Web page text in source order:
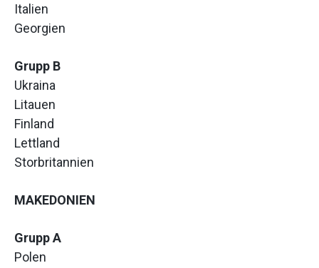
Italien
Georgien
Grupp B
Ukraina
Litauen
Finland
Lettland
Storbritannien
MAKEDONIEN
Grupp A
Polen